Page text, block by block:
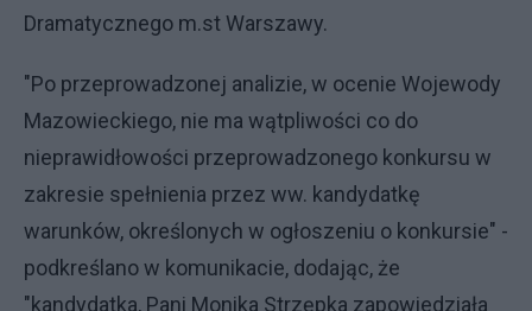
Dramatycznego m.st Warszawy.
"Po przeprowadzonej analizie, w ocenie Wojewody
Mazowieckiego, nie ma wątpliwości co do
nieprawidłowości przeprowadzonego konkursu w
zakresie spełnienia przez ww. kandydatkę
warunków, określonych w ogłoszeniu o konkursie" -
podkreślano w komunikacie, dodając, że
"kandydatka, Pani Monika Strzępka zapowiedziała